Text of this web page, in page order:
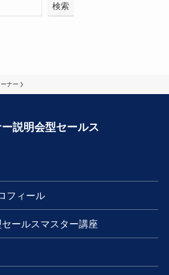
検索
ナー
説明会型セールス
フィール
ールスマスター講座